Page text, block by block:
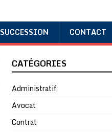
SUCCESSION CONTACT
CATÉGORIES
Administratif
Avocat
Contrat